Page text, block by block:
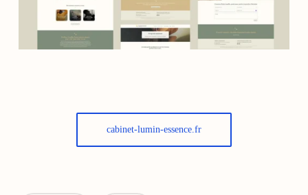
cabinet-lumin-essence.fr